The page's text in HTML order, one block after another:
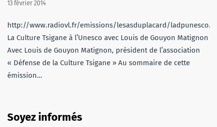
13 février 2014
http://www.radiovl.fr/emissions/lesasduplacard/
La Culture Tsigane à l’Unesco avec Louis de Gouyon Matignon
Avec Louis de Gouyon Matignon, président de l’association
« Défense de la Culture Tsigane » Au sommaire de cette
émission…
Soyez informés